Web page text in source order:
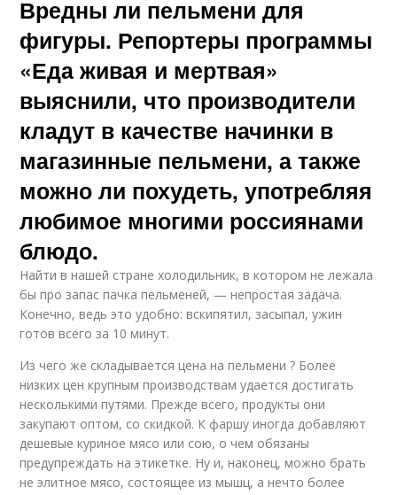
Вредны ли пельмени для
фигуры. Репортеры программы
«Еда живая и мертвая»
выяснили, что производители
кладут в качестве начинки в
магазинные пельмени, а также
можно ли похудеть, употребляя
любимое многими россиянами
блюдо.
Найти в нашей стране холодильник, в котором не лежала
бы про запас пачка пельменей, — непростая задача.
Конечно, ведь это удобно: вскипятил, засыпал, ужин
готов всего за 10 минут.
Из чего же складывается цена на пельмени ? Более
низких цен крупным производствам удается достигать
несколькими путями. Прежде всего, продукты они
закупают оптом, со скидкой. К фаршу иногда добавляют
дешевые куриное мясо или сою, о чем обязаны
предупреждать на этикетке. Ну и, наконец, можно брать
не элитное мясо, состоящее из мышц, а нечто более